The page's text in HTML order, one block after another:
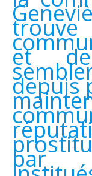
et
depuis
par